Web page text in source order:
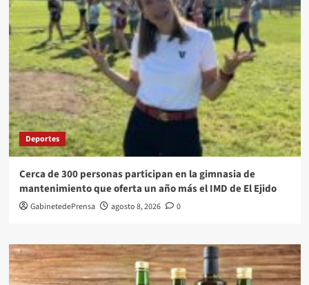
Deportes
Cerca de 300 personas participan en la gimnasia de
mantenimiento que oferta un año más el IMD de El Ejido
GabinetedePrensa agosto 8, 2026 0